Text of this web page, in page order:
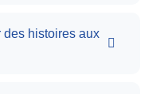
des histoires aux